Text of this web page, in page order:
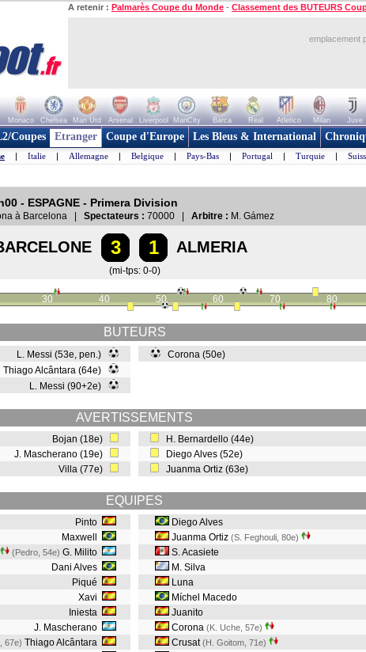
A retenir : Palmarès Coupe du Monde - Classement des BUTEURS
emplacement
Monaco Chelsea Man Utd Arsenal Liverpool ManCity Barca Real Atletico Milan Juve
Coupes Etranger Coupe d'Europe Les Bleus & International
| Italie | Allemagne | Belgique | Pays-Bas | Portugal | Turquie |
- ESPAGNE - Primera Division
à Barcelona | Spectateurs : 70000 | Arbitre : M. Gámez
3 1 ALMERIA
(mi-tps: 0-0)
30 40 50 60 70 80
BUTEURS
L. Messi (53e, pen.)
Thiago Alcântara (64e)
L. Messi (90+2e)
Corona (50e)
AVERTISSEMENTS
Bojan (18e)
J. Mascherano (19e)
Villa (77e)
H. Bernardello (44e)
Diego Alves (52e)
Juanma Ortiz (63e)
EQUIPES
Pinto
Maxwell
(Pedro, 54e) G. Milito
Dani Alves
Piqué
Xavi
Iniesta
J. Mascherano
67e) Thiago Alcântara
Diego Alves
Juanma Ortiz (S. Feghouli, 80e)
S. Acasiete
M. Silva
Luna
Míchel Macedo
Juanito
Corona (K. Uche, 57e)
Crusat(H. Goitom, 71e)